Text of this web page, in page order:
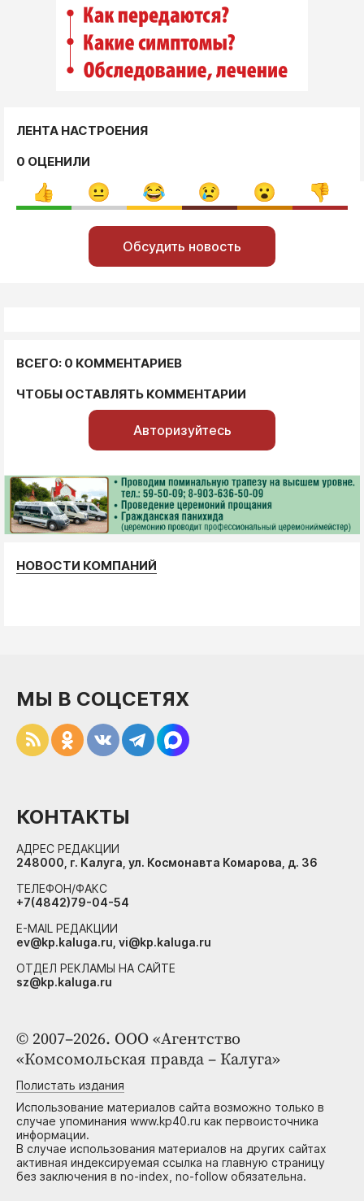
ЛЕНТА НАСТРОЕНИЯ
0 ОЦЕНИЛИ
Обсудить новость
ВСЕГО: 0 КОММЕНТАРИЕВ
ЧТОБЫ ОСТАВЛЯТЬ КОММЕНТАРИИ
Авторизуйтесь
НОВОСТИ КОМПАНИЙ
© 2007–2026. ООО «Агентство
«Комсомольская правда – Калуга»
Полистать издания
Использование материалов сайта возможно только в
случае упоминания www.kp40.ru как первоисточника
информации.
В случае использования материалов на других сайтах
активная индексируемая ссылка на главную страницу
без заключения в no-index, no-follow обязательна.
МЫ В СОЦСЕТЯХ
КОНТАКТЫ
АДРЕС РЕДАКЦИИ
248000, г. Калуга, ул. Космонавта Комарова, д. 36
ТЕЛЕФОН/ФАКС
+7(4842)79-04-54
E-MAIL РЕДАКЦИИ
ev@kp.kaluga.ru, vi@kp.kaluga.ru
ОТДЕЛ РЕКЛАМЫ НА САЙТЕ
sz@kp.kaluga.ru